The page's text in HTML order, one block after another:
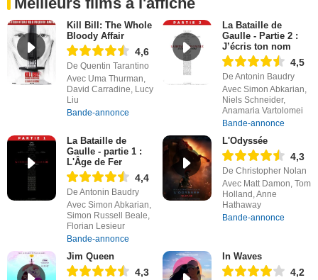
Kill Bill: The Whole
Bloody Affair
4,6
De Quentin Tarantino
Avec Uma Thurman,
David Carradine, Lucy
Liu
Bande-annonce
La Bataille de
Gaulle - Partie 2 :
J’écris ton nom
4,5
De Antonin Baudry
Avec Simon Abkarian,
Niels Schneider,
Anamaria Vartolomei
Bande-annonce
La Bataille de
Gaulle - partie 1 :
L'Âge de Fer
4,4
De Antonin Baudry
Avec Simon Abkarian,
Simon Russell Beale,
Florian Lesieur
Bande-annonce
L'Odyssée
4,3
De Christopher Nolan
Avec Matt Damon, Tom
Holland, Anne
Hathaway
Bande-annonce
Jim Queen
4,3
In Waves
4,2